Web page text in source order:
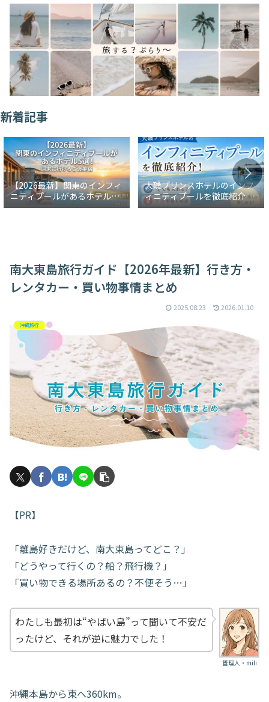
新着記事
【2026最新】関東のインフィ
ニティプールがあるホテル5
選！週末に行けるご褒美宿
大磯プリンスホテルのインフ
ィニティプールを徹底紹介！
冬でも入れる？水着事情も解
南大東島旅行ガイド【2026年最新】行き方・
レンタカー・買い物事情まとめ
2025.08.23 2026.01.10
沖縄旅行
【PR】
「離島好きだけど、南大東島ってどこ？」
「どうやって行くの？船？飛行機？」
「買い物できる場所あるの？不便そう…」
管理人・mili
わたしも最初は“やばい島”って聞いて不安だ
ったけど、それが逆に魅力でした！
沖縄本島から東へ360km。